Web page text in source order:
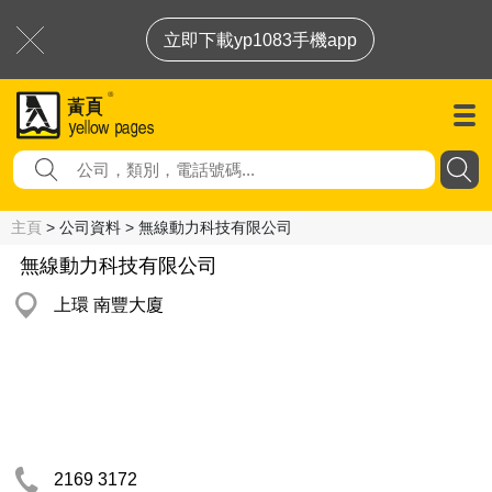
立即下載yp1083手機app
主頁 > 公司資料 > 無線動力科技有限公司
無線動力科技有限公司
上環 南豐大廈
2169 3172